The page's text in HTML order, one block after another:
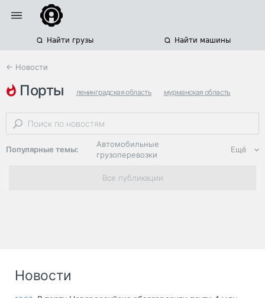
Найти грузы Найти машины
← Новости
порты ленинградская область мурманская область
архангельская область
Популярные темы:
Автомобильные
грузоперевозки
Региональная
логистика
Ещё
Все публикации
Новости